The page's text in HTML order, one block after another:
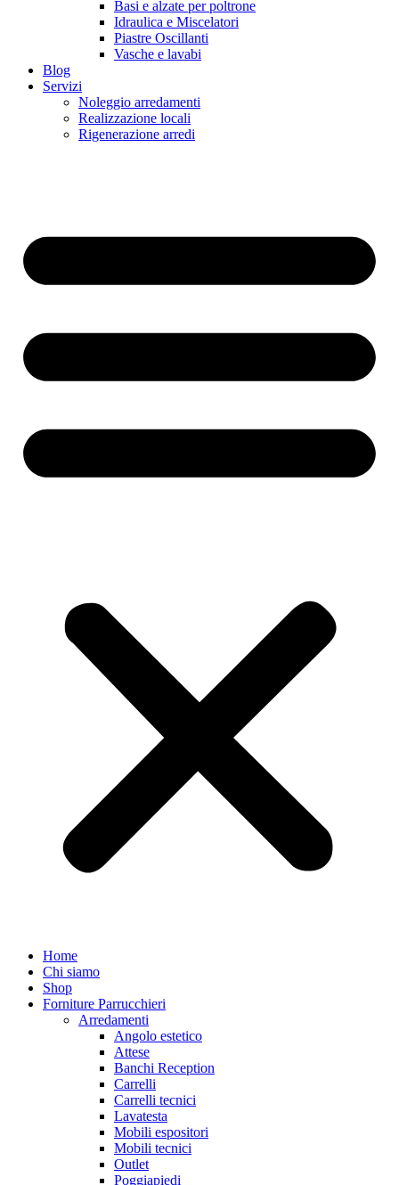
Basi e alzate per poltrone
Idraulica e Miscelatori
Piastre Oscillanti
Vasche e lavabi
Blog
Servizi
Noleggio arredamenti
Realizzazione locali
Rigenerazione arredi
Home
Chi siamo
Shop
Forniture Parrucchieri
Arredamenti
Angolo estetico
Attese
Banchi Reception
Carrelli
Carrelli tecnici
Lavatesta
Mobili espositori
Mobili tecnici
Outlet
Poggiapiedi